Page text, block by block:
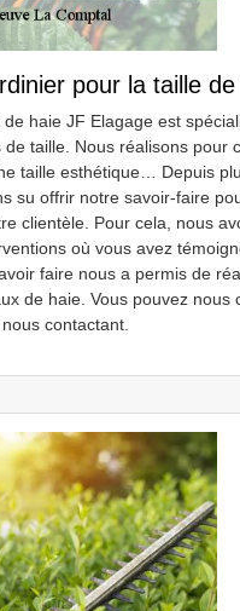
pour la taille
haie JF Elagage est
de taille. Nous réalisons pour
taille esthétique… Depuis
su offrir notre savoir-faire
clientèle. Pour cela, nous
où vous avez
faire nous a permis de
de haie. Vous pouvez nous
contactant.